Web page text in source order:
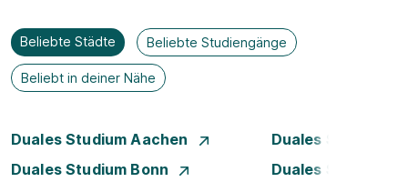
Beliebte Städte Beliebte Studiengänge
Beliebt in deiner Nähe
Duales Studium Aachen
Duales Studium
Duales Studium Bonn
Duales Studium